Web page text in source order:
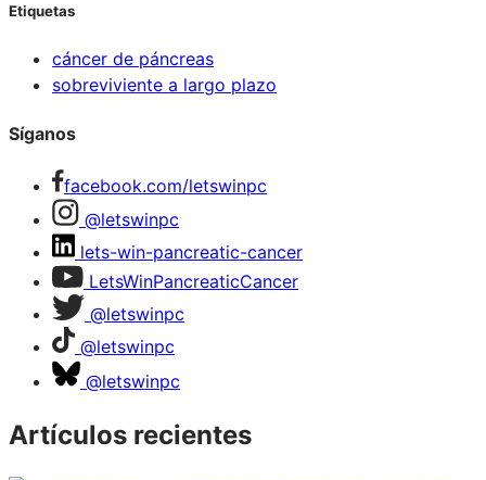
Etiquetas
cáncer de páncreas
sobreviviente a largo plazo
Síganos
facebook.com/letswinpc
@letswinpc
lets-win-pancreatic-cancer
LetsWinPancreaticCancer
@letswinpc
@letswinpc
@letswinpc
Artículos recientes